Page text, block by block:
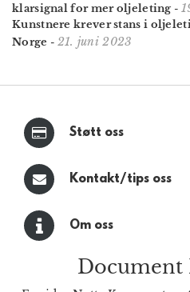
klarsignal for mer oljeleting -
Kunstnere krever stans i
Norge - 21. juni 2023
Støtt oss
Kontakt/tips oss
Om oss
Document